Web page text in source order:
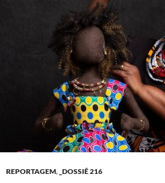
REPORTAGEM, _DOSSIÊ 216